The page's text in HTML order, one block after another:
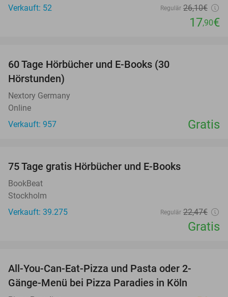
Verkauft: 52
Regulär 26,10€
17,90€
60 Tage Hörbücher und E-Books (30
Hörstunden)
Nextory Germany
Online
Verkauft: 957
Gratis
75 Tage gratis Hörbücher und E-Books
BookBeat
Stockholm
Verkauft: 39.275
Regulär 22,47€
Gratis
All-You-Can-Eat-Pizza und Pasta oder 2-
Gänge-Menü bei Pizza Paradies in Köln